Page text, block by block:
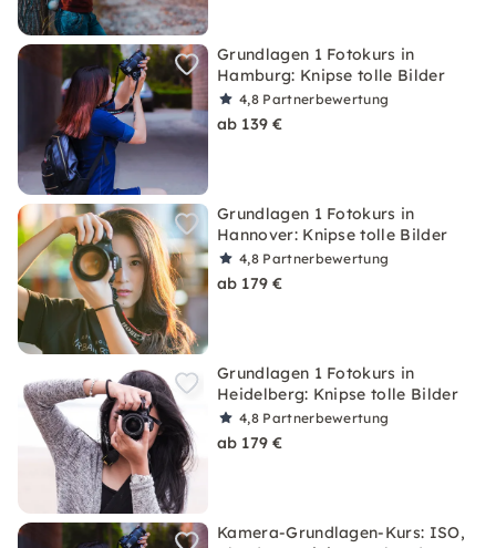
Grundlagen 1 Fotokurs in
Hamburg: Knipse tolle Bilder
4,8 Partnerbewertung
ab 139 €
Grundlagen 1 Fotokurs in
Hannover: Knipse tolle Bilder
4,8 Partnerbewertung
ab 179 €
Grundlagen 1 Fotokurs in
Heidelberg: Knipse tolle Bilder
4,8 Partnerbewertung
ab 179 €
Kamera-Grundlagen-Kurs: ISO,